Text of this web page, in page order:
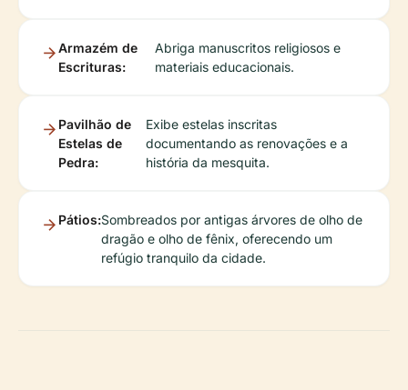
Armazém de
Escrituras:
Abriga manuscritos religiosos e
materiais educacionais.
Pavilhão de
Estelas de
Pedra:
Exibe estelas inscritas
documentando as renovações e a
história da mesquita.
Pátios:Sombreados por antigas árvores de olho de
dragão e olho de fênix, oferecendo um
refúgio tranquilo da cidade.